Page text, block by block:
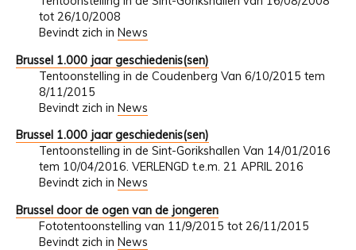
tot 26/10/2008
Bevindt zich in News
Brussel 1.000 jaar geschiedenis(sen)
Tentoonstelling in de Coudenberg Van 6/10/2015 tem
8/11/2015
Bevindt zich in News
Brussel 1.000 jaar geschiedenis(sen)
Tentoonstelling in de Sint-Gorikshallen Van 14/01/2016
tem 10/04/2016. VERLENGD t.e.m. 21 APRIL 2016
Bevindt zich in News
Brussel door de ogen van de jongeren
Fototentoonstelling van 11/9/2015 tot 26/11/2015
Bevindt zich in News